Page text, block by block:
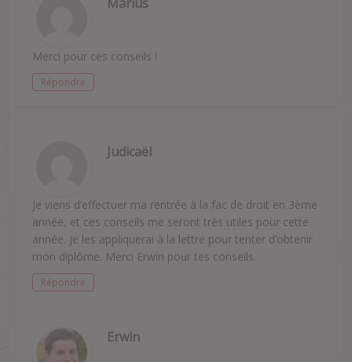
Merci pour ces conseils !
Répondre
Judicaël
Je viens d’effectuer ma rentrée à la fac de droit en 3ème
année, et ces conseils me seront très utiles pour cette
année. Je les appliquerai à la lettre pour tenter d’obtenir
mon diplôme. Merci Erwin pour tes conseils.
Répondre
Erwin